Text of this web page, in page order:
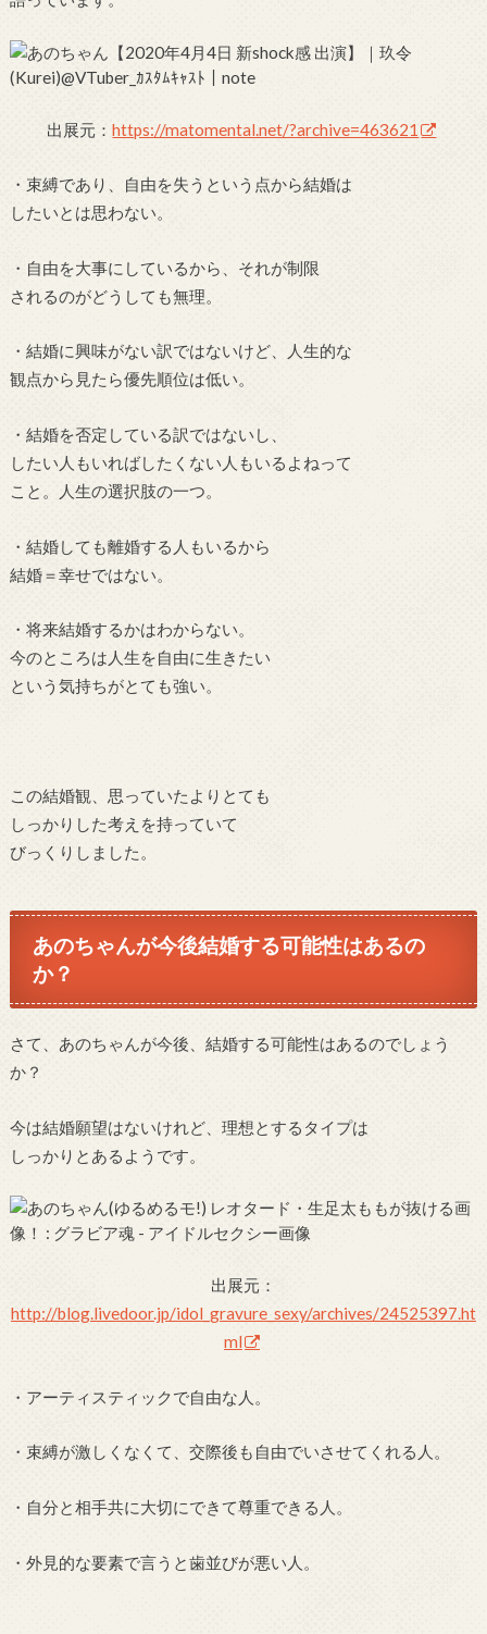
出展元：https://matomental.net/?archive=463621
・束縛であり、自由を失うという点から結婚は
したいとは思わない。
・自由を大事にしているから、それが制限
されるのがどうしても無理。
・結婚に興味がない訳ではないけど、人生的な
観点から見たら優先順位は低い。
・結婚を否定している訳ではないし、
したい人もいればしたくない人もいるよねって
こと。人生の選択肢の一つ。
・結婚しても離婚する人もいるから
結婚＝幸せではない。
・将来結婚するかはわからない。
今のところは人生を自由に生きたい
という気持ちがとても強い。
この結婚観、思っていたよりとても
しっかりした考えを持っていて
びっくりしました。
あのちゃんが今後結婚する可能性はあるの
か？
さて、あのちゃんが今後、結婚する可能性はあるのでしょう
か？
今は結婚願望はないけれど、理想とするタイプは
しっかりとあるようです。
出展元：
http://blog.livedoor.jp/idol_gravure_sexy/archives/24525397.ht
ml
・アーティスティックで自由な人。
・束縛が激しくなくて、交際後も自由でいさせてくれる人。
・自分と相手共に大切にできて尊重できる人。
・外見的な要素で言うと歯並びが悪い人。